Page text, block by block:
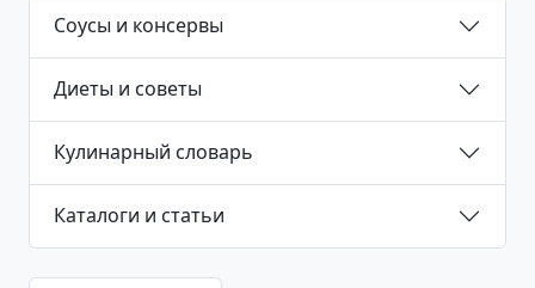
Соусы и консервы
Диеты и советы
Кулинарный словарь
Каталоги и статьи